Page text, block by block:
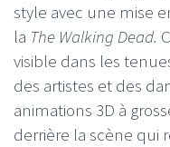
style avec une mise
la The Walking Dead.
visible dans les
des artistes et des
animations 3D à
derrière la scène qui